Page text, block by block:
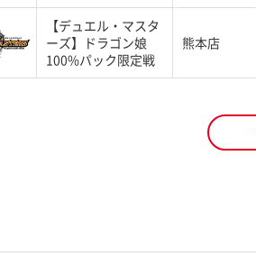
【デュエル・マスタ
ーズ】ドラゴン娘
100%パック限定戦
熊本店